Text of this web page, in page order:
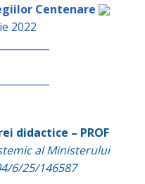
Centenare
2022
didactice – PROF
al Ministerului
6/25/146587